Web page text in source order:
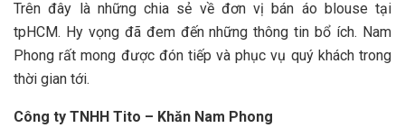
Trên đây là những chia sẻ về đơn vị bán áo blouse tại
tpHCM. Hy vọng đã đem đến những thông tin bổ ích. Nam
Phong rất mong được đón tiếp và phục vụ quý khách trong
thời gian tới.
Công ty TNHH Tito – Khăn Nam Phong